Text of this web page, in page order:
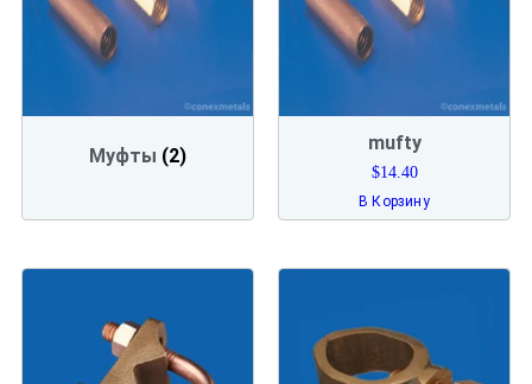
Муфты (2)
mufty
$14.40
В Корзину